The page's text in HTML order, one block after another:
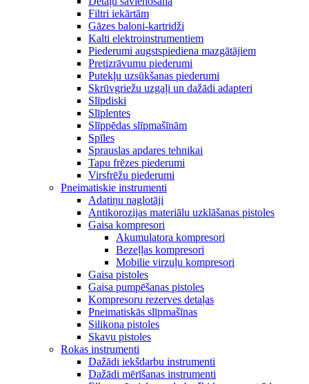
Filtri iekārtām
Gāzes baloni-kartridži
Kalti elektroinstrumentiem
Piederumi augstspiediena mazgātājiem
Pretizrāvumu piederumi
Putekļu uzsūkšanas piederumi
Skrūvgriežu uzgaļi un dažādi adapteri
Slīpdiski
Slīplentes
Slīppēdas slīpmašīnām
Spīles
Sprauslas apdares tehnikai
Tapu frēzes piederumi
Virsfrēžu piederumi
Pneimatiskie instrumenti
Adatiņu naglotāji
Antikorozijas materiālu uzklāšanas pistoles
Gaisa kompresori
Akumulatora kompresori
Bezeļļas kompresori
Mobilie virzuļu kompresori
Gaisa pistoles
Gaisa pumpēšanas pistoles
Kompresoru rezerves detaļas
Pneimatiskās slīpmašīnas
Silikona pistoles
Skavu pistoles
Rokas instrumenti
Dažādi iekšdarbu instrumenti
Dažādi mērīšanas instrumenti